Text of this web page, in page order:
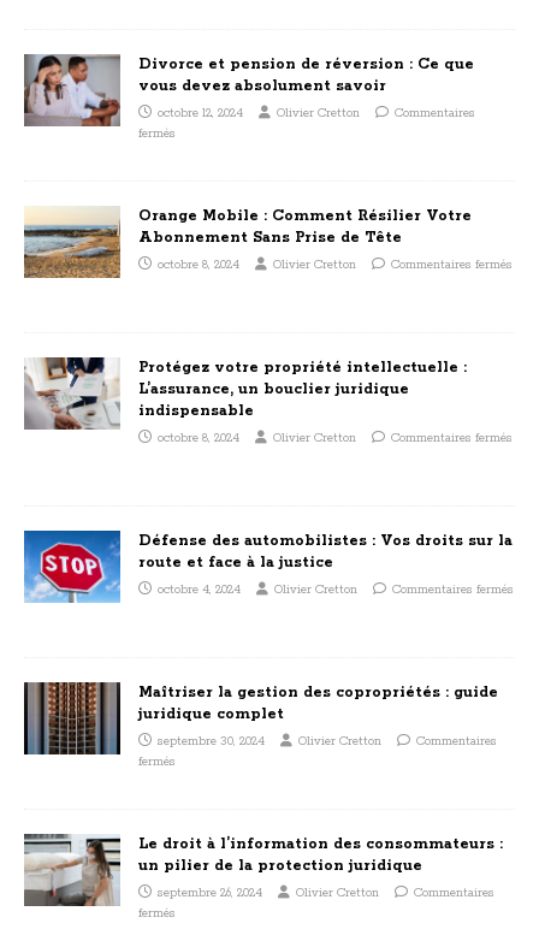
Divorce et pension de réversion : Ce que
vous devez absolument savoir
octobre 12, 2024 Olivier Cretton
Commentaires
fermés
Orange Mobile : Comment Résilier Votre
Abonnement Sans Prise de Tête
octobre 8, 2024 Olivier Cretton Commentaires fermés
Protégez votre propriété intellectuelle :
L’assurance, un bouclier juridique
indispensable
octobre 8, 2024 Olivier Cretton Commentaires fermés
Défense des automobilistes : Vos droits sur la
route et face à la justice
octobre 4, 2024 Olivier Cretton Commentaires fermés
Maîtriser la gestion des copropriétés : guide
juridique complet
septembre 30, 2024 Olivier Cretton
Commentaires
fermés
Le droit à l’information des consommateurs :
un pilier de la protection juridique
septembre 26, 2024 Olivier Cretton
Commentaires
fermés